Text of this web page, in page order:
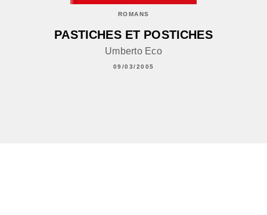
ROMANS
PASTICHES ET POSTICHES
Umberto Eco
09/03/2005